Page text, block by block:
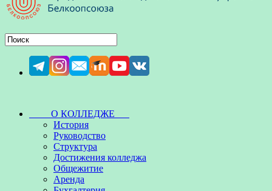
О КОЛЛЕДЖЕ
История
Руководство
Структура
Достижения колледжа
Общежитие
Аренда